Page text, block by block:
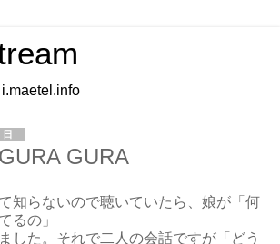
GURA
知らないので聴いていたら、娘が「何
るの」
した。それで二人の会話ですが「どう